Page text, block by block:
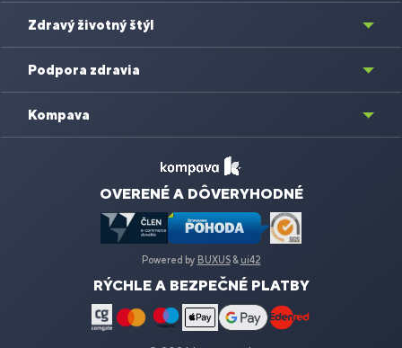
Zdravý životný štýl
Podpora zdravia
Kompava
OVERENÉ A DÔVERYHODNÉ
Powered by BUXUS& ui42
RÝCHLE A BEZPEČNÉ PLATBY